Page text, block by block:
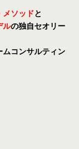
メソッドと
ルの独自セオリー
ムコンサルティン